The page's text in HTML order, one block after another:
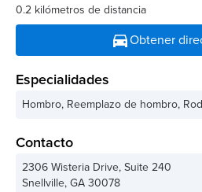
0.2 kilómetros de distancia
directions_carObtener
Especialidades
Hombro, Reemplazo de hombro,
Contacto
2306 Wisteria Drive, Suite 240
Snellville,GA30078